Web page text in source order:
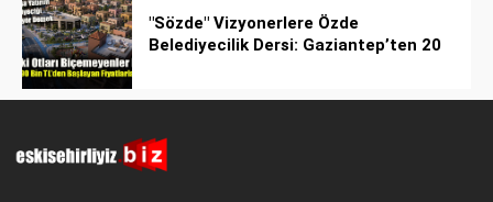
"Sözde" Vizyonerlere Özde
Belediyecilik Dersi: Gaziantep’ten 20